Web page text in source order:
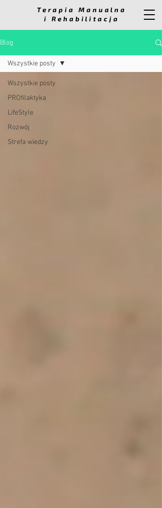
Terapia Manualna
i Rehabilitacja
Blog
Wszystkie posty
PROfilaktyka
LifeStyle
Rozwój
Strefa wiedzy
Wszystkie posty